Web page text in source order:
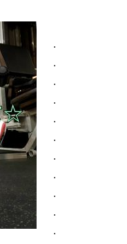
.
.
.
.
.
.
.
.
.
.
.